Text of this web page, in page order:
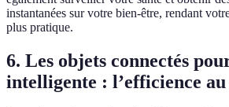
instantanées sur votre bien-être, rendant
plus pratique.
6. Les objets connectés
intelligente : l’efficience